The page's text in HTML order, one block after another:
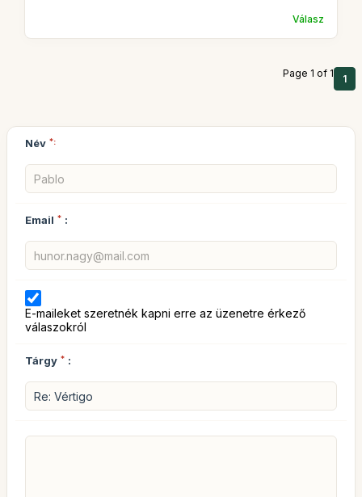
Válasz
Page 1 of 1 1
Név *:
Email * :
E-maileket szeretnék kapni erre az üzenetre érkező
válaszokról
Tárgy * :